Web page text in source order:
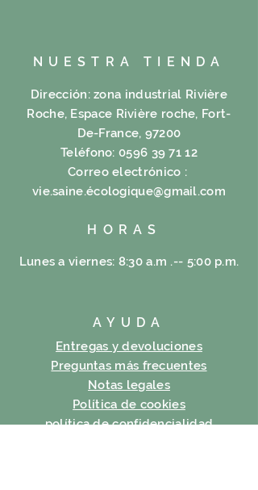
NUESTRA TIENDA
Dirección: zona industrial Rivière
Roche, Espace Rivière roche, Fort-
De-France, 97200
Teléfono:0596 39 71 12
Correo electrónico :
vie.saine.écologique@gmail.com
HORAS
Lunes a viernes: 8:30 a.m .-- 5:00 p.m.
AYUDA
Entregas y devoluciones
Preguntas más frecuentes
Notas legales
Política de cookies
política de confidencialidad